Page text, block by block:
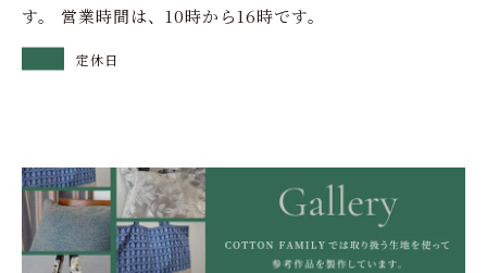
す。 営業時間は、10時から16時です。
定休日